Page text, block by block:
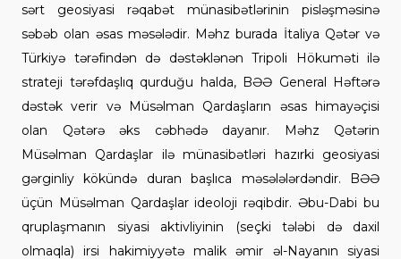
sərt geosiyasi rəqabət münasibətlərinin pisləşməsinə
səbəb olan əsas məsələdir. Məhz burada İtaliya Qətər və
Türkiyə tərəfindən də dəstəklənən Tripoli Hökuməti ilə
strateji tərəfdaşlıq qurduğu halda, BƏƏ General Həftərə
dəstək verir və Müsəlman Qardaşların əsas himayəçisi
olan Qətərə əks cəbhədə dayanır. Məhz Qətərin
Müsəlman Qardaşlar ilə münasibətləri hazırki geosiyasi
gərginliy kökündə duran başlıca məsələlərdəndir. BƏƏ
üçün Müsəlman Qardaşlar ideoloji rəqibdir. Əbu-Dabi bu
qruplaşmanın siyasi aktivliyinin (seçki tələbi də daxil
olmaqla) irsi hakimiyyətə malik əmir əl-Nayanın siyasi